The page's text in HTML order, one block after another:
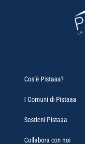
Cos’è Pistaaa?
I Comuni di Pistaaa
Sostieni Pistaaa
Collabora con noi